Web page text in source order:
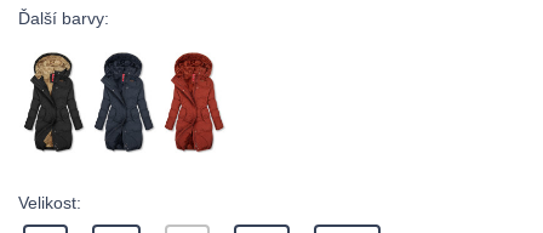
Ďalší barvy:
Velikost: